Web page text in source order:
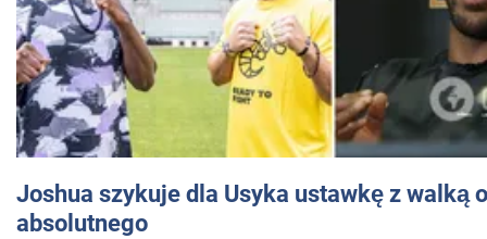
Joshua szykuje dla Usyka ustawkę z walką
absolutnego